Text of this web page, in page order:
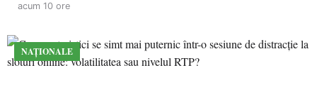
acum 10 ore
NAȚIONALE